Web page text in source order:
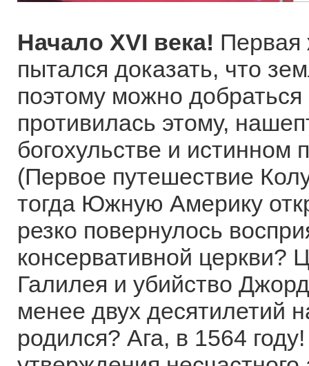
Начало XVI века!
пытался доказать, что
поэтому можно
противилась этому,
богохульстве и истинном
(Первое путешествие
тогда Южную Америку
резко повернулось
консервативной церкви?
Галилея и убийство
менее двух десятилетий
родился? Ага, в 1564